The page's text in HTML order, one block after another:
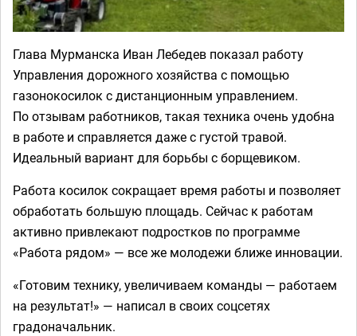
Глава Мурманска Иван Лебедев показал работу
Управления дорожного хозяйства с помощью
газонокосилок с дистанционным управлением.
По отзывам работников, такая техника очень удобна
в работе и справляется даже с густой травой.
Идеальный вариант для борьбы с борщевиком.
Работа косилок сокращает время работы и позволяет
обработать большую площадь. Сейчас к работам
активно привлекают подростков по программе
«Работа рядом» — все же молодежи ближе инновации.
«Готовим технику, увеличиваем команды — работаем
на результат!» — написал в своих соцсетях
градоначальник.